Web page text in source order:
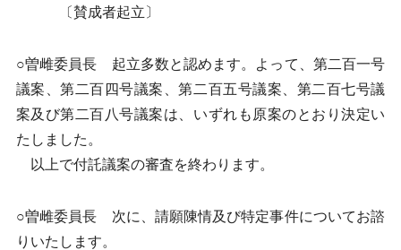
〔賛成者起立〕
○曽雌委員長 起立多数と認めます。よって、第二百一号
議案、第二百四号議案、第二百五号議案、第二百七号議
案及び第二百八号議案は、いずれも原案のとおり決定い
たしました。
以上で付託議案の審査を終わります。
○曽雌委員長 次に、請願陳情及び特定事件についてお諮
りいたします。